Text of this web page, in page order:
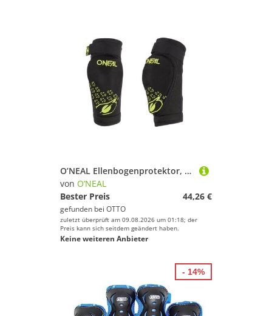
O’NEAL Ellenbogenprotektor, Kinder
von O’NEAL
Bester Preis
44,26 €
gefunden bei OTTO
zuletzt überprüft am 09.08.2026 um 01:18; der
Preis kann sich seitdem geändert haben.
Keine weiteren Anbieter
- 14%